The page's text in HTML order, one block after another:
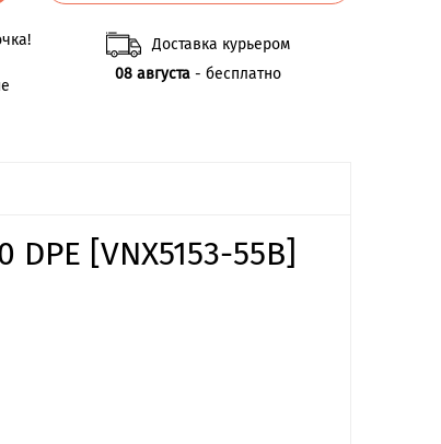
Доставка курьером
08 августа - бесплатно
DPE [VNX5153-55B]